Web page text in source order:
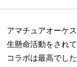
アマチュアオーケ
生懸命活動をされ
コラボは最高でし